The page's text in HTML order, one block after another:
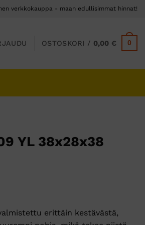
verkkokauppa - maan edullisimmat hinnat!
OSTOSKORI / 0,00€ 0
YL 38x28x38
erittäin kestävästä,